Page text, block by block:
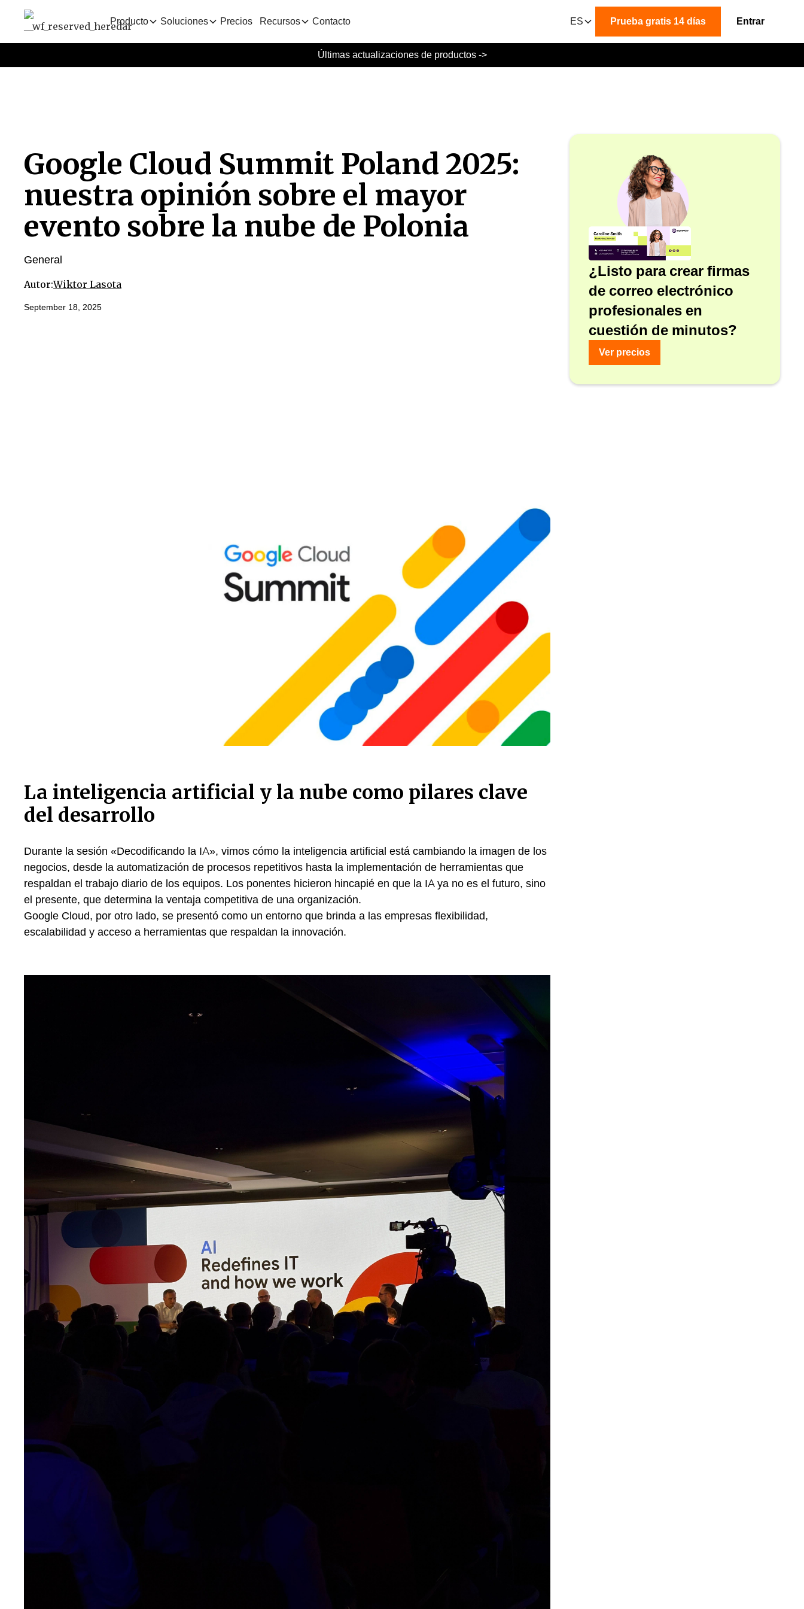
Producto Soluciones Precios Recursos Contacto ES Prueba gratis 14 días Entrar
Últimas actualizaciones de productos ->
Google Cloud Summit Poland 2025:
nuestra opinión sobre el mayor
evento sobre la nube de Polonia
General
Autor:Wiktor Lasota
September 18, 2025
¿Listo para crear firmas
de correo electrónico
profesionales en
cuestión de minutos?
Ver precios
La inteligencia artificial y la nube como pilares clave
del desarrollo
Durante la sesión «Decodificando la IA», vimos cómo la inteligencia artificial está cambiando la imagen de los
negocios, desde la automatización de procesos repetitivos hasta la implementación de herramientas que
respaldan el trabajo diario de los equipos. Los ponentes hicieron hincapié en que la IA ya no es el futuro, sino
el presente, que determina la ventaja competitiva de una organización.
Google Cloud, por otro lado, se presentó como un entorno que brinda a las empresas flexibilidad,
escalabilidad y acceso a herramientas que respaldan la innovación.